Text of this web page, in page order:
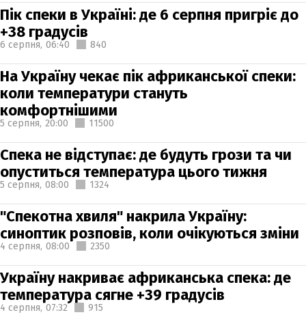
Пік спеки в Україні: де 6 серпня пригріє до
+38 градусів
6 серпня, 06:40 840
На Україну чекає пік африканської спеки:
коли температури стануть
комфортнішими
5 серпня, 20:00 11500
Спека не відступає: де будуть грози та чи
опуститься температура цього тижня
5 серпня, 08:00 1324
"Спекотна хвиля" накрила Україну:
синоптик розповів, коли очікуються зміни
4 серпня, 08:00 2350
Україну накриває африканська спека: де
температура сягне +39 градусів
4 серпня, 07:32 915